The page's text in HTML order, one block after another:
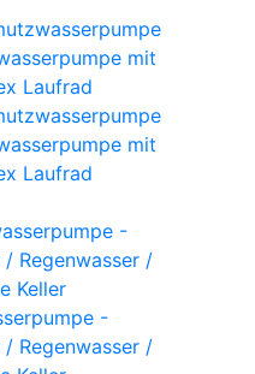
mit
Laufrad
-
/ Regenwasser /